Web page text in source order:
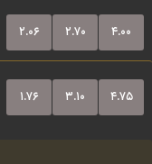
۲.۰۶ ۲.۷۰ ۴.۰۰
۱.۷۶ ۳.۱۰ ۴.۷۵